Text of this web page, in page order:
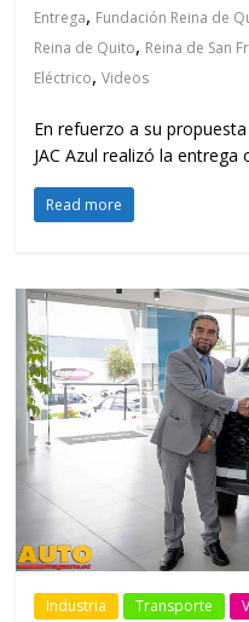
Entrega, Fundación Reina de
Reina de Quito, Reina de San
Eléctrico,Videos
En refuerzo a su
JAC Azul realizó la
Read more
Industria Transporte